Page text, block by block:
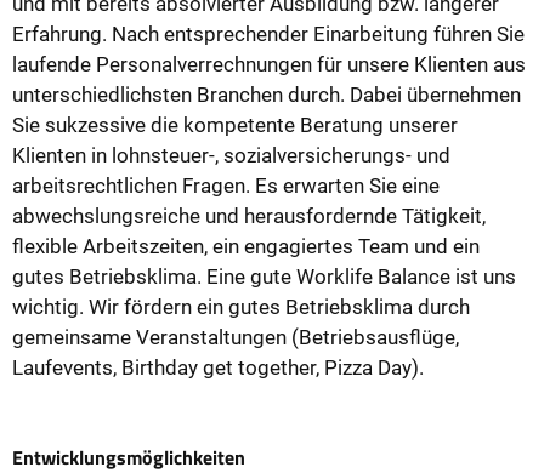
Erfahrung. Nach entsprechender Einarbeitung führen Sie
laufende Personalverrechnungen für unsere Klienten aus
unterschiedlichsten Branchen durch. Dabei übernehmen
Sie sukzessive die kompetente Beratung unserer
Klienten in lohnsteuer-, sozialversicherungs- und
arbeitsrechtlichen Fragen. Es erwarten Sie eine
abwechslungsreiche und herausfordernde Tätigkeit,
flexible Arbeitszeiten, ein engagiertes Team und ein
gutes Betriebsklima. Eine gute Worklife Balance ist uns
wichtig. Wir fördern ein gutes Betriebsklima durch
gemeinsame Veranstaltungen (Betriebsausflüge,
Laufevents, Birthday get together, Pizza Day).
Entwicklungsmöglichkeiten